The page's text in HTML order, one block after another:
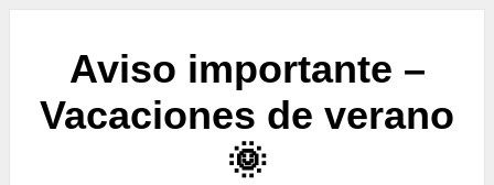
Aviso importante –
Vacaciones de verano
🌞